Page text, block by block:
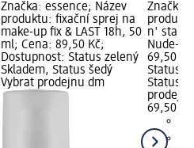
Značka: essence; Název
produktu: fixační sprej na
make-up fix & LAST 18h, 50
ml; Cena: 89,50 Kč;
Dostupnost: Status zelený
Skladem, Status šedý
Vybrat prodejnu dm
Značka:
n' stain!
Nude-
69,50
Status
Status
69,50 Kč